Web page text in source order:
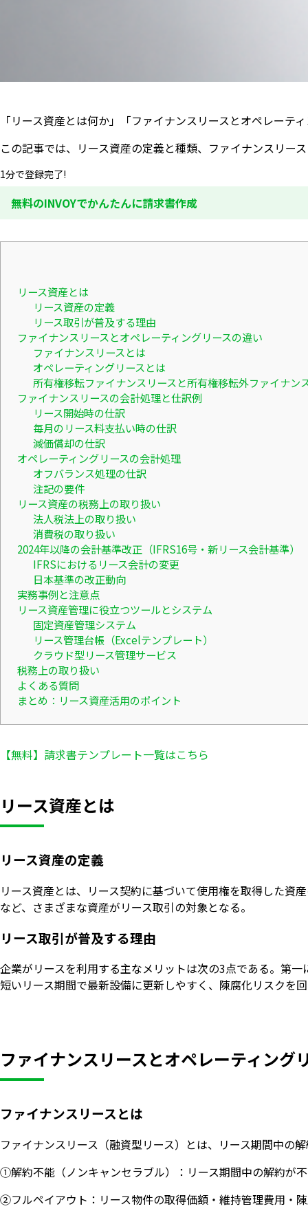
「リース資産とは何か」「ファイナンスリースとオペレー
この記事では、リース資産の定義と種類、ファイナンスリー
1分で登録完了!
無料のINVOYでかんたんに請求書作成
リース資産とは
リース資産の定義
リース取引が普及する理由
ファイナンスリースとオペレーティングリースの違い
ファイナンスリースとは
オペレーティングリースとは
所有権移転ファイナンスリースと所有権移転外ファイナン
ファイナンスリースの会計処理と仕訳例
リース開始時の仕訳
毎月のリース料支払い時の仕訳
減価償却の仕訳
オペレーティングリースの会計処理
オフバランス処理の仕訳
注記の要件
リース資産の税務上の取り扱い
法人税法上の取り扱い
消費税の取り扱い
2024年以降の会計基準改正（IFRS16号・新リース会計基準）
IFRSにおけるリース会計の変更
日本基準の改正動向
実務事例と注意点
リース資産管理に役立つツールとシステム
固定資産管理システム
リース管理台帳（Excelテンプレート）
クラウド型リース管理サービス
税務上の取り扱い
よくある質問
まとめ：リース資産活用のポイント
【無料】請求書テンプレート一覧はこちら
リース資産とは
リース資産の定義
リース資産とは、リース契約に基づいて使用権を取得した
など、さまざまな資産がリース取引の対象となる。
リース取引が普及する理由
企業がリースを利用する主なメリットは次の3点である。第
短いリース期間で最新設備に更新しやすく、陳腐化リスクを
ファイナンスリースとオペレーティング
ファイナンスリースとは
ファイナンスリース（融資型リース）とは、リース期間中の
①解約不能（ノンキャンセラブル）：リース期間中の解約が
②フルペイアウト：リース物件の取得価額・維持管理費用・